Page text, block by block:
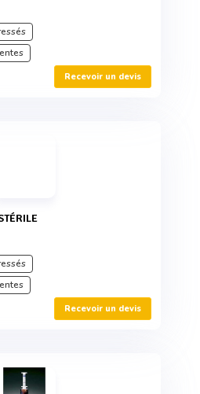
Recevoir un devis
Recevoir un devis